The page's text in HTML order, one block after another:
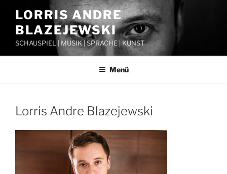
Inhalt
springen
LORRIS ANDRE
BLAZEJEWSKI
SCHAUSPIEL | MUSIK | SPRACHE | KUNST
Menü
Lorris Andre Blazejewski